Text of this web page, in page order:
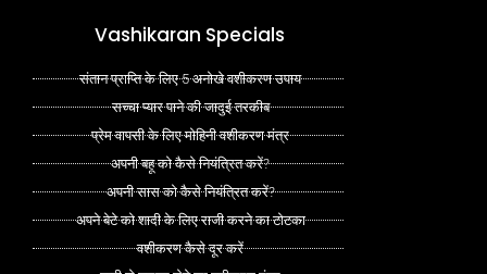
Vashikaran Specials
संतान प्राप्ति के लिए 5 अनोखे वशीकरण उपाय
सच्चा प्यार पाने की जादुई तरकीब
प्रेम वापसी के लिए मोहिनी वशीकरण मंत्र
अपनी बहू को कैसे नियंत्रित करें?
अपनी सास को कैसे नियंत्रित करें?
अपने बेटे को शादी के लिए राजी करने का टोटका
वशीकरण कैसे दूर करें